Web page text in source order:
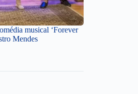
musical ‘Forever
Mendes